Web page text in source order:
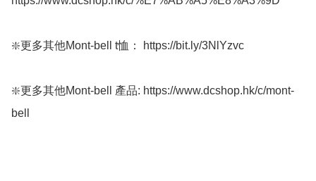
❇️更多其他Mont-bell t恤： https://bit.ly/3NlYzvc
❇️更多其他Mont-bell 產品: https://www.dcshop.hk/c/mont-
bell